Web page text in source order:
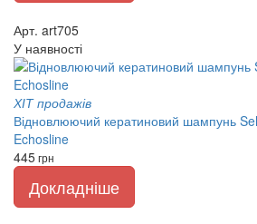
Арт. art705
У наявності
ХІТ продажів
Відновлюючий кератиновий шампунь
Echosline
445грн
Докладніше